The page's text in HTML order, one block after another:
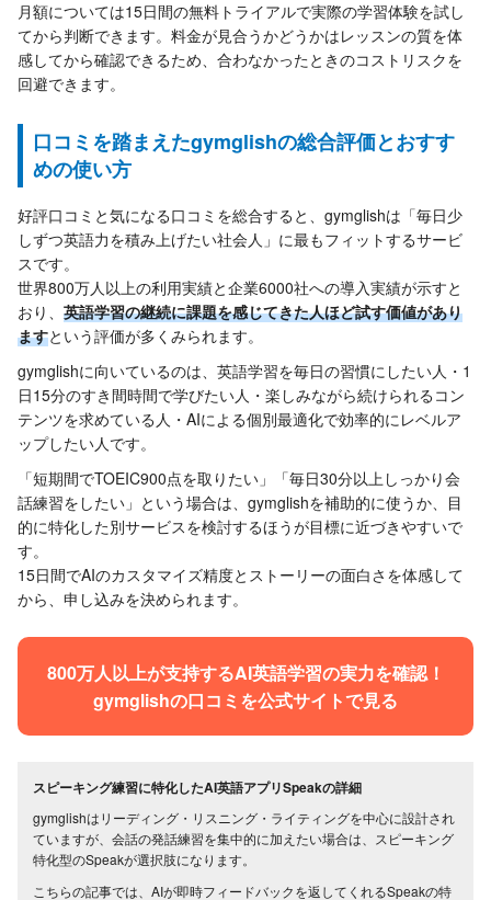
月額については15日間の無料トライアルで実際の学習体験を試し
てから判断できます。料金が見合うかどうかはレッスンの質を体
感してから確認できるため、合わなかったときのコストリスクを
回避できます。
口コミを踏まえたgymglishの総合評価とおすす
めの使い方
好評口コミと気になる口コミを総合すると、gymglishは「毎日少
しずつ英語力を積み上げたい社会人」に最もフィットするサービ
スです。
世界800万人以上の利用実績と企業6000社への導入実績が示すと
おり、 英語学習の継続に課題を感じてきた人ほど試す価値があり
ますという評価が多くみられます。
gymglishに向いているのは、英語学習を毎日の習慣にしたい人・1
日15分のすき間時間で学びたい人・楽しみながら続けられるコン
テンツを求めている人・AIによる個別最適化で効率的にレベルア
ップしたい人です。
「短期間でTOEIC900点を取りたい」「毎日30分以上しっかり会
話練習をしたい」という場合は、gymglishを補助的に使うか、目
的に特化した別サービスを検討するほうが目標に近づきやすいで
す。
15日間でAIのカスタマイズ精度とストーリーの面白さを体感して
から、申し込みを決められます。
800万人以上が支持するAI英語学習の実力を確認！
gymglishの口コミを公式サイトで見る
スピーキング練習に特化したAI英語アプリSpeakの詳細
gymglishはリーディング・リスニング・ライティングを中心に設計され
ていますが、会話の発話練習を集中的に加えたい場合は、スピーキング
特化型のSpeakが選択肢になります。
こちらの記事では、AIが即時フィードバックを返してくれるSpeakの特